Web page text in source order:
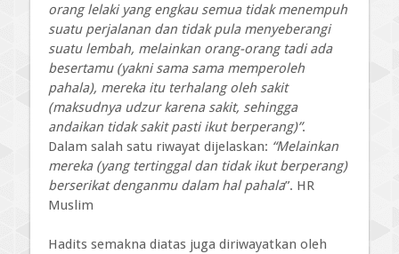
orang lelaki yang engkau semua tidak menempuh
suatu perjalanan dan tidak pula menyeberangi
suatu lembah, melainkan orang-orang tadi ada
besertamu (yakni sama sama memperoleh
pahala), mereka itu terhalang oleh sakit
(maksudnya udzur karena sakit, sehingga
andaikan tidak sakit pasti ikut berperang)”.
Dalam salah satu riwayat dijelaskan: “Melainkan
mereka (yang tertinggal dan tidak ikut berperang)
berserikat denganmu dalam hal pahala”. HR
Muslim
Hadits semakna diatas juga diriwayatkan oleh